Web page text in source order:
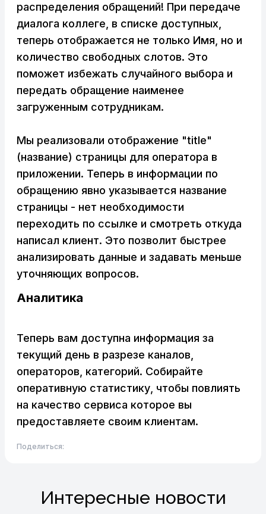
распределения обращений! При передаче
диалога коллеге, в списке доступных,
теперь отображается не только Имя, но и
количество свободных слотов. Это
поможет избежать случайного выбора и
передать обращение наименее
загруженным сотрудникам.
Мы реализовали отображение "title"
(название) страницы для оператора в
приложении. Теперь в информации по
обращению явно указывается название
страницы - нет необходимости
переходить по ссылке и смотреть откуда
написал клиент. Это позволит быстрее
анализировать данные и задавать меньше
уточняющих вопросов.
Аналитика
Теперь вам доступна информация за
текущий день в разрезе каналов,
операторов, категорий. Собирайте
оперативную статистику, чтобы повлиять
на качество сервиса которое вы
предоставляете своим клиентам.
Поделиться:
Интересные новости